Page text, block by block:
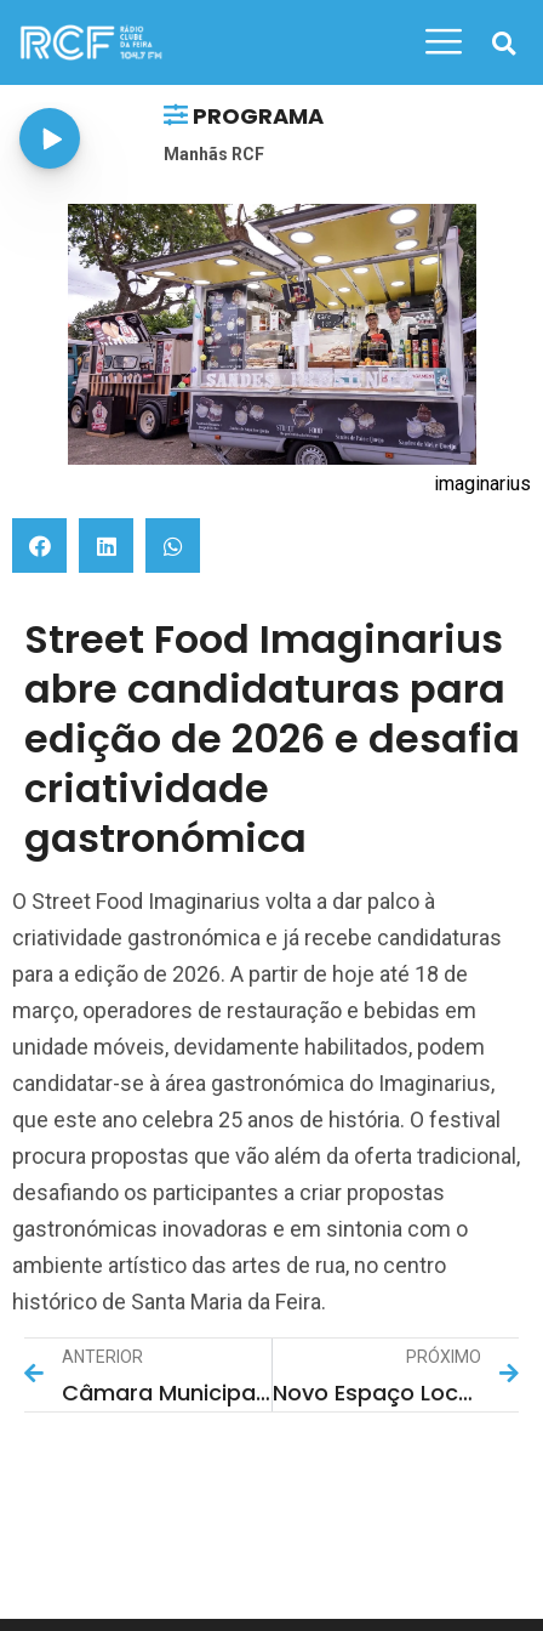
PROGRAMA
Manhãs RCF
imaginarius
Street Food Imaginarius
abre candidaturas para
edição de 2026 e desafia
criatividade
gastronómica
O Street Food Imaginarius volta a dar palco à
criatividade gastronómica e já recebe candidaturas
para a edição de 2026. A partir de hoje até 18 de
março, operadores de restauração e bebidas em
unidade móveis, devidamente habilitados, podem
candidatar-se à área gastronómica do Imaginarius,
que este ano celebra 25 anos de história. O festival
procura propostas que vão além da oferta tradicional,
desafiando os participantes a criar propostas
gastronómicas inovadoras e em sintonia com o
ambiente artístico das artes de rua, no centro
histórico de Santa Maria da Feira.
ANTERIOR
Câmara Municipal De Santa Maria Da Feira Apresenta Calendário Desportivo Com 165 Eventos Para 2026
PRÓXIMO
Novo Espaço Local Abre Portas Em Guisande